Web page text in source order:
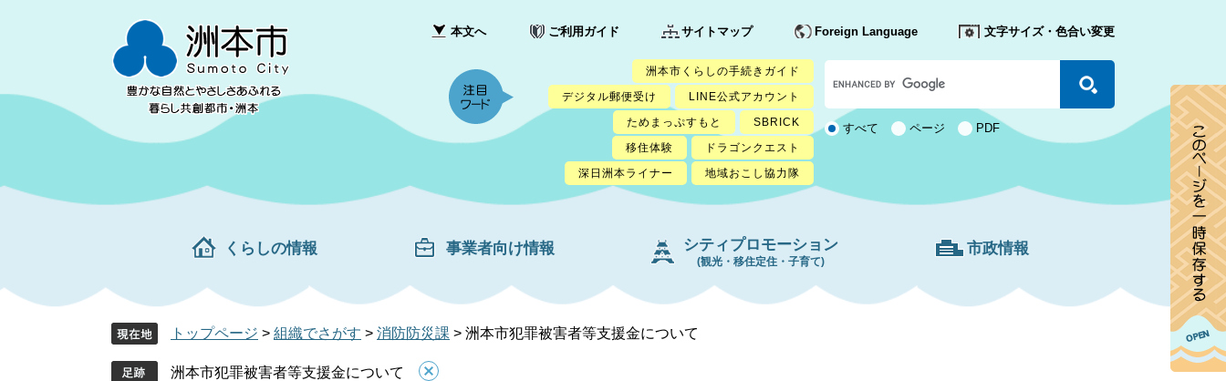
先
を
て
本文へ ご利用ガイド サイトマップ Foreign Language 文字サイズ・色合い変更
洲本市くらしの手続きガイド
デジタル郵便受け
LINE公式アカウント
ためまっぷすもと
SBRICK
移住体験
ドラゴンクエスト
深日洲本ライナー
地域おこし協力隊
カ
ス
タ
ム
検 すべて ページ PDF
くらしの情報 事業者向け情報 シティプロモーション
(観光・移住定住・子育て)
市政情報
トップページ > 組織でさがす > 消防防災課 > 洲本市犯罪被害者等支援金について
洲本市犯罪被害者等支援金について